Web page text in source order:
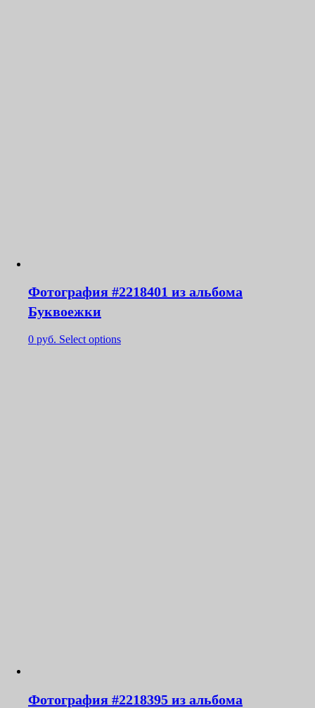
Фотография #2218401 из альбома
Буквоежки
0 руб. Select options
Фотография #2218395 из альбома